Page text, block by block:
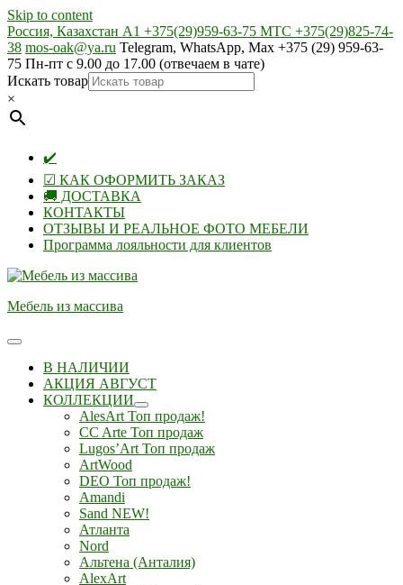
Skip to content
Россия, Казахстан А1 +375(29)959-63-75 МТС +375(29)825-74-
38 mos-oak@ya.ru Telegram, WhatsApp, Max +375 (29) 959-63-
75 Пн-пт с 9.00 до 17.00 (отвечаем в чате)
Искать товар
×
✔️
☑ КАК ОФОРМИТЬ ЗАКАЗ
🚚 ДОСТАВКА
КОНТАКТЫ
ОТЗЫВЫ И РЕАЛЬНОЕ ФОТО МЕБЕЛИ
Программа лояльности для клиентов
Мебель из массива
В НАЛИЧИИ
АКЦИЯ АВГУСТ
КОЛЛЕКЦИИ
AlesArt Топ продаж!
CC Arte Топ продаж
Lugos’Art Топ продаж
ArtWood
DEO Топ продаж!
Amandi
Sand NEW!
Атланта
Nord
Альтена (Анталия)
AlexArt